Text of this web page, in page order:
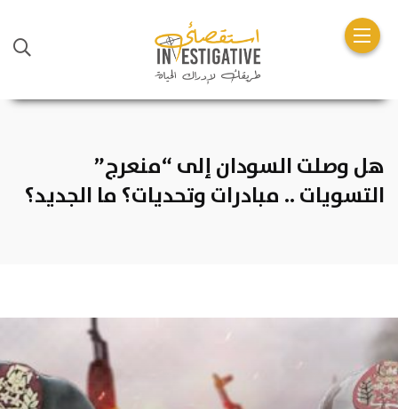
هل وصلت السودان إلى “منعرج”
التسويات .. مبادرات وتحديات؟ ما الجديد؟